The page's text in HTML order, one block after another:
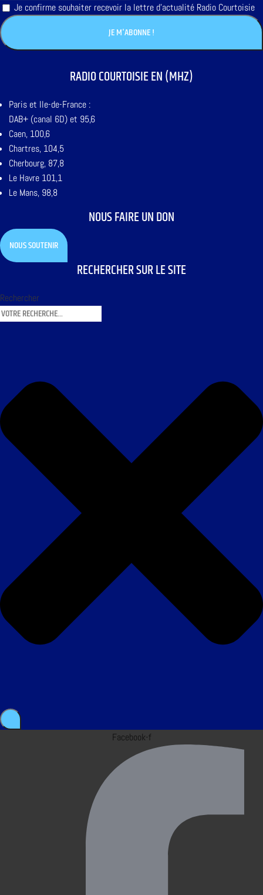
Je confirme souhaiter recevoir la lettre d'actualité Radio Courtoisie
RADIO COURTOISIE EN (MHZ)
Paris et Ile-de-France :
DAB+ (canal 6D) et 95,6
Caen, 100,6
Chartres, 104,5
Cherbourg, 87,8
Le Havre 101,1
Le Mans, 98,8
NOUS FAIRE UN DON
NOUS SOUTENIR
RECHERCHER SUR LE SITE
Rechercher
Facebook-f